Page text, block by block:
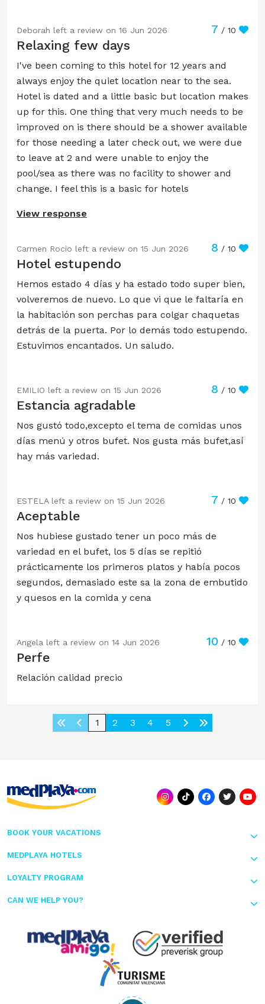
Deborah left a review on 16 Jun 2026 7 / 10
Relaxing few days
I've been coming to this hotel for 12 years and
always enjoy the quiet location near to the sea.
Hotel is dated and a little basic but location makes
up for this. One thing that very much needs to be
improved on is there should be a shower available
for those needing a later check out, we were due
to leave at 2 and were unable to enjoy the
pool/sea as there was no facility to shower and
change. I feel this is a basic for hotels
View response
Carmen Rocio left a review on 15 Jun 2026 8 / 10
Hotel estupendo
Hemos estado 4 días y ha estado todo super bien,
volveremos de nuevo. Lo que vi que le faltaría en
la habitación son perchas para colgar chaquetas
detrás de la puerta. Por lo demás todo estupendo.
Estuvimos encantados. Un saludo.
EMILIO left a review on 15 Jun 2026 8 / 10
Estancia agradable
Nos gustó todo,excepto el tema de comidas unos
días menú y otros bufet. Nos gusta más bufet,así
hay más variedad.
ESTELA left a review on 15 Jun 2026 7 / 10
Aceptable
Nos hubiese gustado tener un poco más de
variedad en el bufet, los 5 días se repitió
prácticamente los primeros platos y había pocos
segundos, demasiado este sa la zona de embutido
y quesos en la comida y cena
Angela left a review on 14 Jun 2026 10 / 10
Perfe
Relación calidad precio
1 2 3 4 5
BOOK YOUR VACATIONS
MEDPLAYA HOTELS
LOYALTY PROGRAM
CAN WE HELP YOU?